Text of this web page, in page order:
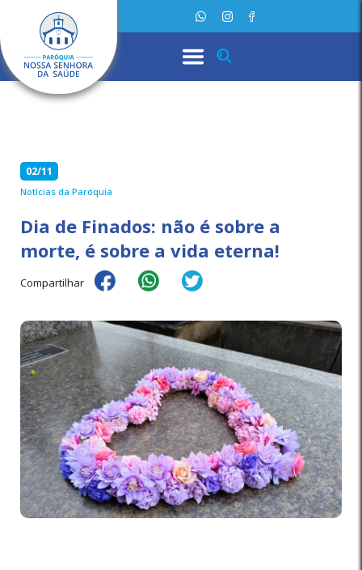
02/11
Notícias da Paróquia
Dia de Finados: não é sobre a
morte, é sobre a vida eterna!
Compartilhar